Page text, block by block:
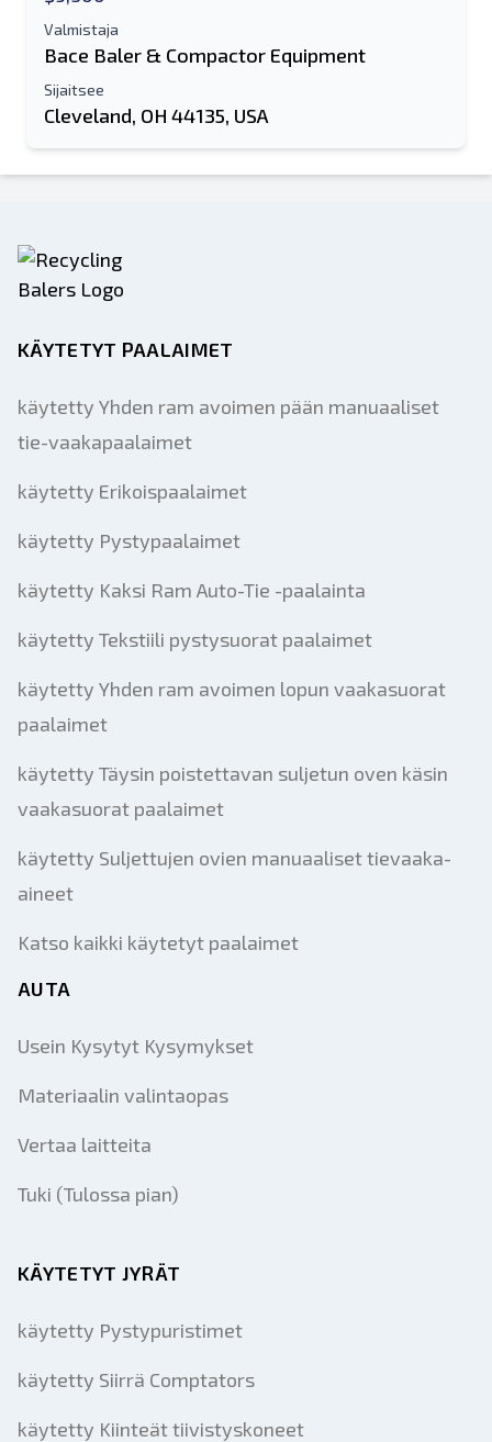
Valmistaja
Bace Baler & Compactor Equipment
Sijaitsee
Cleveland, OH 44135, USA
KÄYTETYT PAALAIMET
käytetty Yhden ram avoimen pään manuaaliset
tie-vaakapaalaimet
käytetty Erikoispaalaimet
käytetty Pystypaalaimet
käytetty Kaksi Ram Auto-Tie -paalainta
käytetty Tekstiili pystysuorat paalaimet
käytetty Yhden ram avoimen lopun vaakasuorat
paalaimet
käytetty Täysin poistettavan suljetun oven käsin
vaakasuorat paalaimet
käytetty Suljettujen ovien manuaaliset tievaaka-
aineet
Katso kaikki käytetyt paalaimet
AUTA
Usein Kysytyt Kysymykset
Materiaalin valintaopas
Vertaa laitteita
Tuki (Tulossa pian)
KÄYTETYT JYRÄT
käytetty Pystypuristimet
käytetty Siirrä Comptators
käytetty Kiinteät tiivistyskoneet